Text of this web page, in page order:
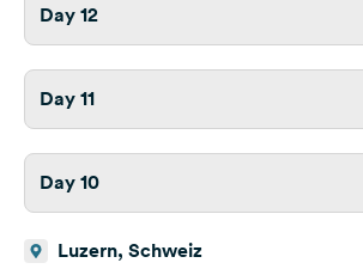
Day 12
Day 11
Day 10
Luzern, Schweiz